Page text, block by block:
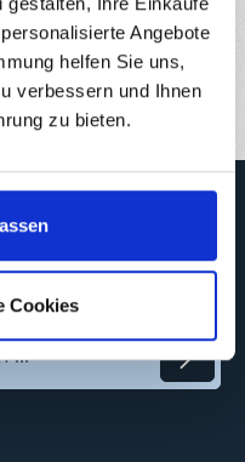
Angebote
helfen Sie uns,
verbessern und Ihnen
zu bieten.
Cookies
erscheinenden
Produkte und Angebote